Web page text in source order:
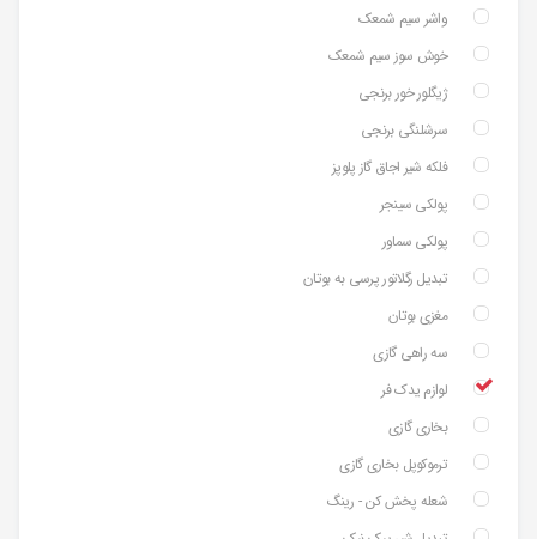
واشر سیم شمعک
خوش سوز سیم شمعک
ژیگلور خور برنجی
سرشلنگی برنجی
فلکه شیر اجاق گاز پلوپز
پولکی سینجر
پولکی سماور
تبدیل رگلاتور پرسی به بوتان
مغزی بوتان
سه راهی گازی
لوازم یدک فر
بخاری گازی
ترموکوپل بخاری گازی
شعله پخش کن - رینگ